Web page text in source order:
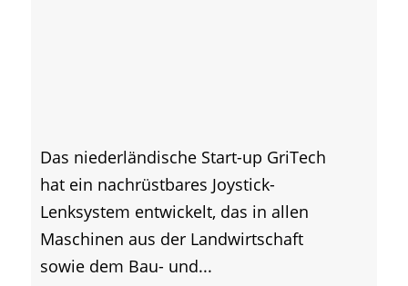
Das niederländische Start-up GriTech
hat ein nachrüstbares Joystick-
Lenksystem entwickelt, das in allen
Maschinen aus der Landwirtschaft
sowie dem Bau- und...